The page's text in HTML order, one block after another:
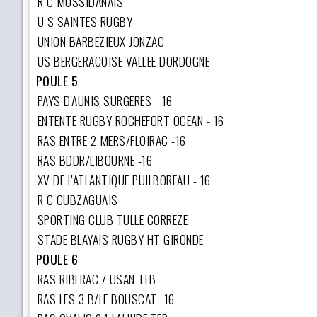
U S SAINTES RUGBY
UNION BARBEZIEUX JONZAC
US BERGERACOISE VALLEE DORDOGNE
POULE 5
PAYS D'AUNIS SURGERES - 16
ENTENTE RUGBY ROCHEFORT OCEAN - 16
RAS ENTRE 2 MERS/FLOIRAC -16
RAS BDDR/LIBOURNE -16
XV DE L'ATLANTIQUE PUILBOREAU - 16
R C CUBZAGUAIS
SPORTING CLUB TULLE CORREZE
STADE BLAYAIS RUGBY HT GIRONDE
POULE 6
RAS RIBERAC / USAN TEB
RAS LES 3 B/LE BOUSCAT -16